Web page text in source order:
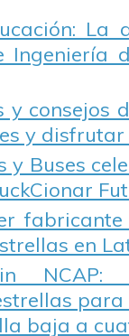
La
Ingeniería
y consejos
y disfrutar
y Buses
en
NCAP:
para
baja a